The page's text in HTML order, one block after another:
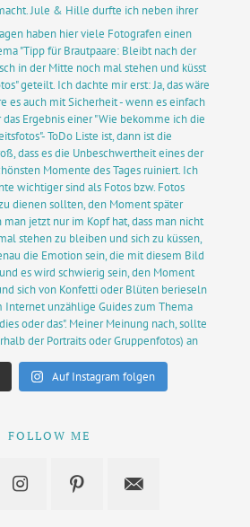
Auf Instagram folgen
FOLLOW ME